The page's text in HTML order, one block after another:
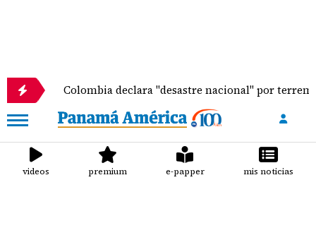
Colombia declara "desastre nacional" por terremoto que
videos premium e-papper mis noticias